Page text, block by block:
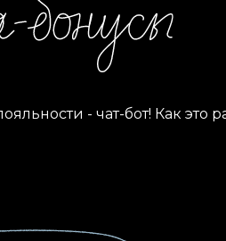
- чат-бот! Как это